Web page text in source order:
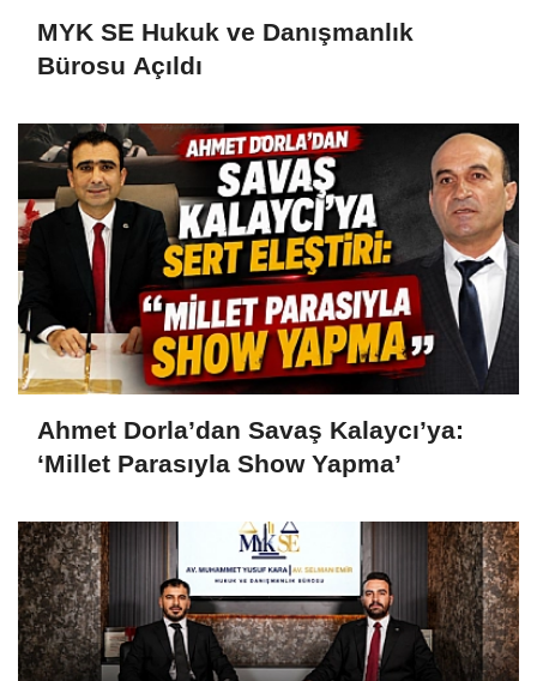
MYK SE Hukuk ve Danışmanlık
Bürosu Açıldı
Ahmet Dorla’dan Savaş Kalaycı’ya:
‘Millet Parasıyla Show Yapma’